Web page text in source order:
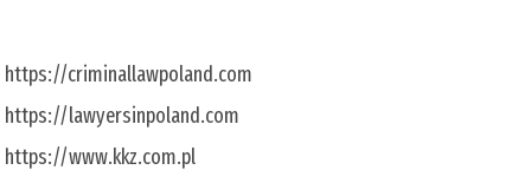
https://criminallawpoland.com
https://lawyersinpoland.com
https://www.kkz.com.pl